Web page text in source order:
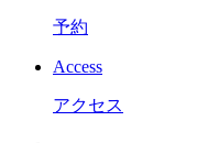
予約
Access
アクセス